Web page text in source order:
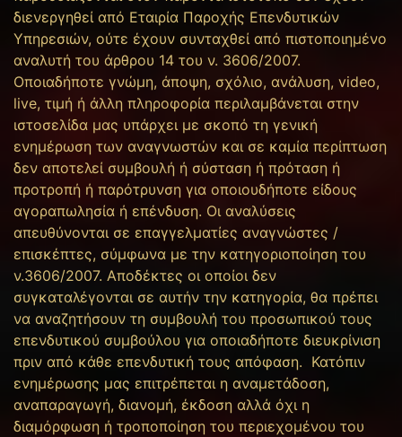
διενεργηθεί από Εταιρία Παροχής Επενδυτικών
Υπηρεσιών, ούτε έχουν συνταχθεί από πιστοποιημένο
αναλυτή του άρθρου 14 του ν. 3606/2007.
Οποιαδήποτε γνώμη, άποψη, σχόλιο, ανάλυση, video,
live, τιμή ή άλλη πληροφορία περιλαμβάνεται στην
ιστοσελίδα μας υπάρχει με σκοπό τη γενική
ενημέρωση των αναγνωστών και σε καμία περίπτωση
δεν αποτελεί συμβουλή ή σύσταση ή πρόταση ή
προτροπή ή παρότρυνση για οποιουδήποτε είδους
αγοραπωλησία ή επένδυση. Οι αναλύσεις
απευθύνονται σε επαγγελματίες αναγνώστες /
επισκέπτες, σύμφωνα με την κατηγοριοποίηση του
ν.3606/2007. Αποδέκτες οι οποίοι δεν
συγκαταλέγονται σε αυτήν την κατηγορία, θα πρέπει
να αναζητήσουν τη συμβουλή του προσωπικού τους
επενδυτικού συμβούλου για οποιαδήποτε διευκρίνιση
πριν από κάθε επενδυτική τους απόφαση. Κατόπιν
ενημέρωσης μας επιτρέπεται η αναμετάδοση,
αναπαραγωγή, διανομή, έκδοση αλλά όχι η
διαμόρφωση ή τροποποίηση του περιεχομένου του